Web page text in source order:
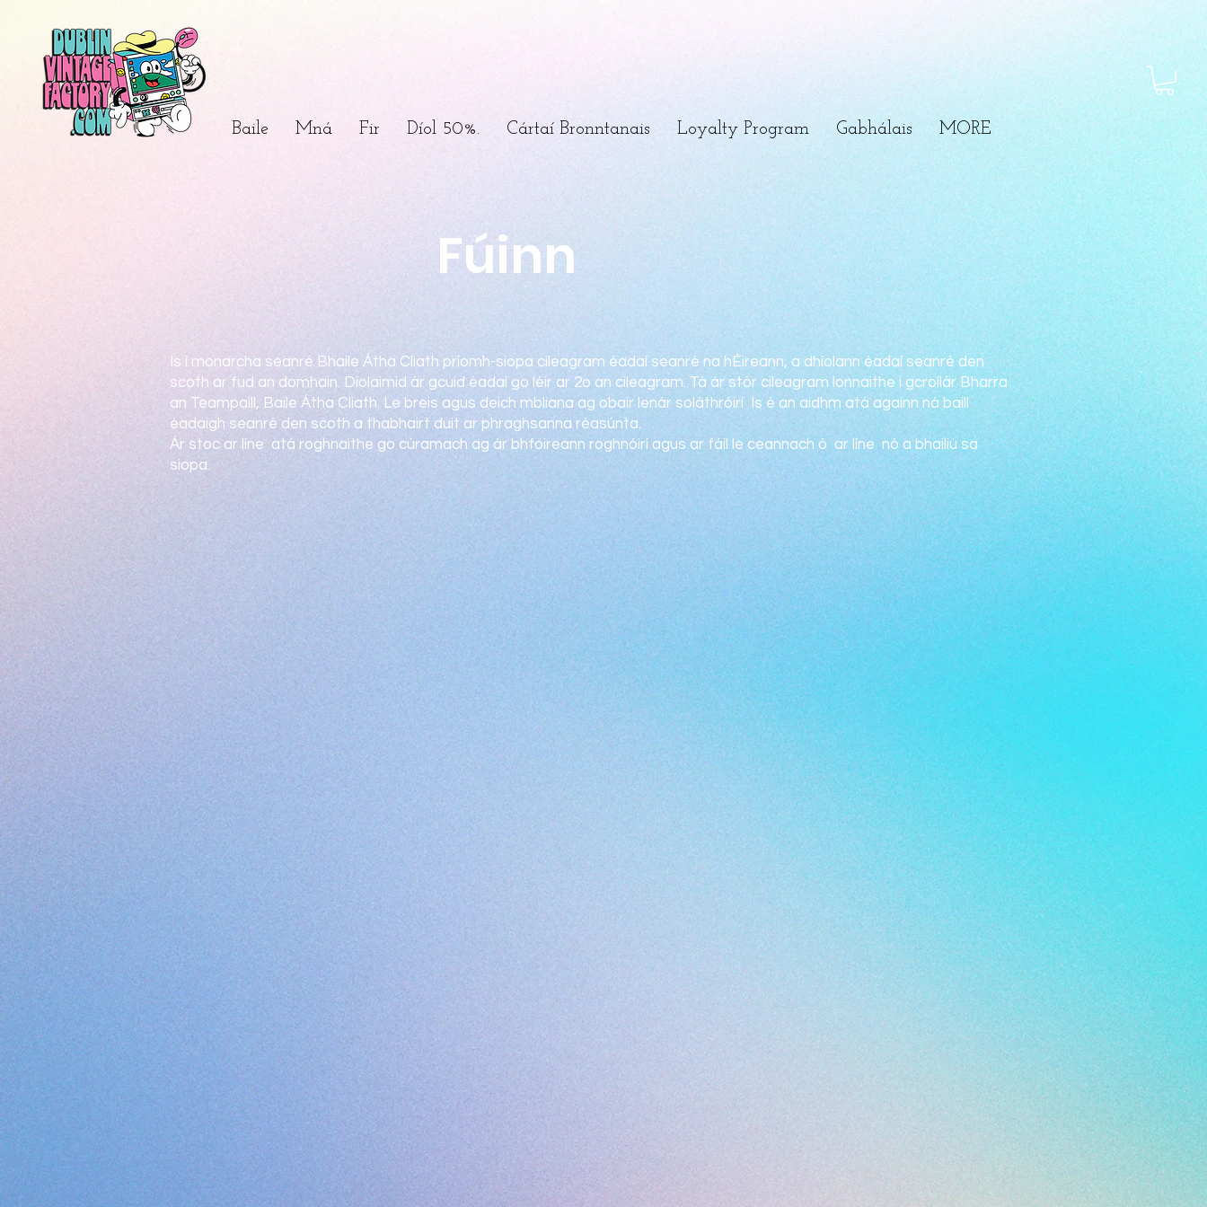
Baile Mná Fir Díol 50%. Cártaí Bronntanais Loyalty Program Gabhálais MORE
Fúinn
Is í monarcha seanré Bhaile Átha Cliath príomh-siopa cileagram éadaí seanré na hÉireann, a dhíolann éadaí seanré den
scoth ar fud an domhain. Díolaimid ár gcuid éadaí go léir ar 2o an cileagram. Tá ár stór cileagram lonnaithe i gcroílár Bharra
an Teampaill, Baile Átha Cliath. Le breis agus deich mbliana ag obair lenár soláthróirí Is é an aidhm atá againn ná baill
éadaigh seanré den scoth a thabhairt duit ar phraghsanna réasúnta.
Ár stoc ar líne atá roghnaithe go cúramach ag ár bhfoireann roghnóirí agus ar fáil le ceannach ó ar líne nó a bhailiú sa
siopa.